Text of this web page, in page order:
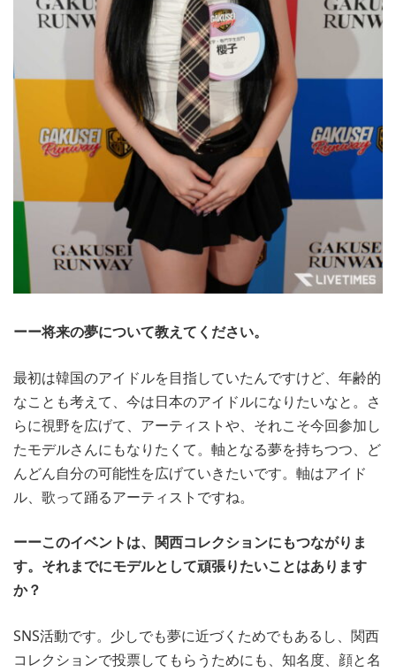
ーー将来の夢について教えてください。
最初は韓国のアイドルを目指していたんですけど、年齢的
なことも考えて、今は日本のアイドルになりたいなと。さ
らに視野を広げて、アーティストや、それこそ今回参加し
たモデルさんにもなりたくて。軸となる夢を持ちつつ、ど
んどん自分の可能性を広げていきたいです。軸はアイド
ル、歌って踊るアーティストですね。
ーーこのイベントは、関西コレクションにもつながりま
す。それまでにモデルとして頑張りたいことはあります
か？
SNS活動です。少しでも夢に近づくためでもあるし、関西
コレクションで投票してもらうためにも、知名度、顔と名